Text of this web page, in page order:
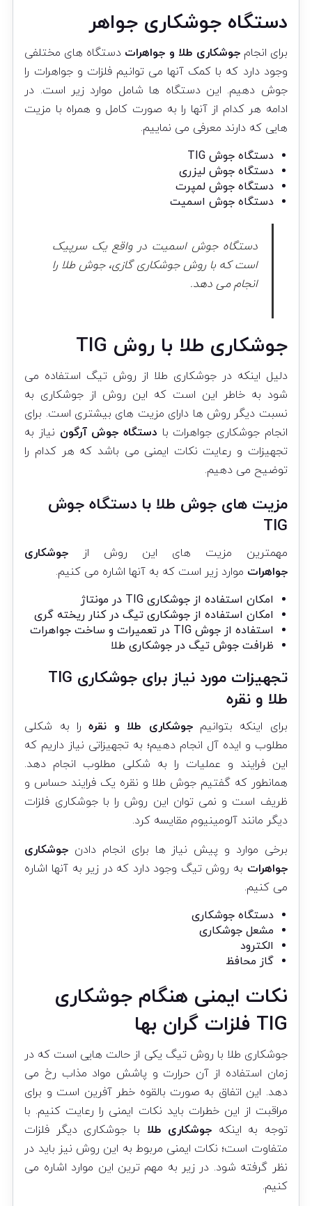
دستگاه جوشکاری جواهر
برای انجامجوشکاری طلا و جواهرات دستگاه های مختلفی
وجود دارد که با کمک آنها می توانیم فلزات و جواهرات را
جوش دهیم. این دستگاه ها شامل موارد زیر است. در
ادامه هر کدام از آنها را به صورت کامل و همراه با مزیت
هایی که دارند معرفی می نماییم.
دستگاه جوش TIG
دستگاه جوش لیزری
دستگاه جوش لمپرت
دستگاه جوش اسمیت
دستگاه جوش اسمیت در واقع یک سرپیک
است که با روش جوشکاری گازی، جوش طلا را
انجام می دهد.
جوشکاری طلا با روش TIG
دلیل اینکه در جوشکاری طلا از روش تیگ استفاده می
شود به خاطر این است که این روش از جوشکاری به
نسبت دیگر روش ها دارای مزیت های بیشتری است. برای
انجام جوشکاری جواهرات با دستگاه جوش آرگون نیاز به
تجهیزات و رعایت نکات ایمنی می باشد که هر کدام را
توضیح می دهیم.
مزیت های جوش طلا با دستگاه جوش
TIG
مهمترین مزیت های این روش از جوشکاری
جواهرات موارد زیر است که به آنها اشاره می کنیم.
امکان استفاده از جوشکاری TIG در مونتاژ
امکان استفاده از جوشکاری تیگ در کنار ریخته گری
استفاده از جوش TIG در تعمیرات و ساخت جواهرات
ظرافت جوش تیگ در جوشکاری طلا
تجهیزات مورد نیاز برای جوشکاری TIG
طلا و نقره
برای اینکه بتوانیمجوشکاری طلا و نقرهرا به شکلی
مطلوب و ایده آل انجام دهیم؛ به تجهیزاتی نیاز داریم که
این فرایند و عملیات را به شکلی مطلوب انجام دهد.
همانطور که گفتیم جوش طلا و نقره یک فرایند حساس و
ظریف است و نمی توان این روش را با جوشکاری فلزات
دیگر مانند آلومینیوم مقایسه کرد.
برخی موارد و پیش نیاز ها برای انجام دادن جوشکاری
جواهرات به روش تیگ وجود دارد که در زیر به آنها اشاره
می کنیم.
دستگاه جوشکاری
مشعل جوشکاری
الکترود
گاز محافظ
نکات ایمنی هنگام جوشکاری
TIG فلزات گران بها
جوشکاری طلا با روش تیگ یکی از حالت هایی است که در
زمان استفاده از آن حرارت و پاشش مواد مذاب رخ می
دهد. این اتفاق به صورت بالقوه خطر آفرین است و برای
مراقبت از این خطرات باید نکات ایمنی را رعایت کنیم. با
توجه به اینکه جوشکاری طلا با جوشکاری دیگر فلزات
متفاوت است؛ نکات ایمنی مربوط به این روش نیز باید در
نظر گرفته شود. در زیر به مهم ترین این موارد اشاره می
کنیم.